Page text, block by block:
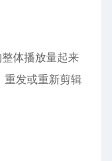
体播放量起来
重发或重新剪辑